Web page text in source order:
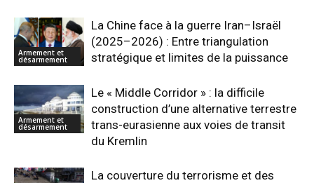
Armement et
désarmement
La Chine face à la guerre Iran–Israël
(2025–2026) : Entre triangulation
stratégique et limites de la puissance
Armement et
désarmement
Le « Middle Corridor » : la difficile
construction d’une alternative terrestre
trans-eurasienne aux voies de transit
du Kremlin
La couverture du terrorisme et des